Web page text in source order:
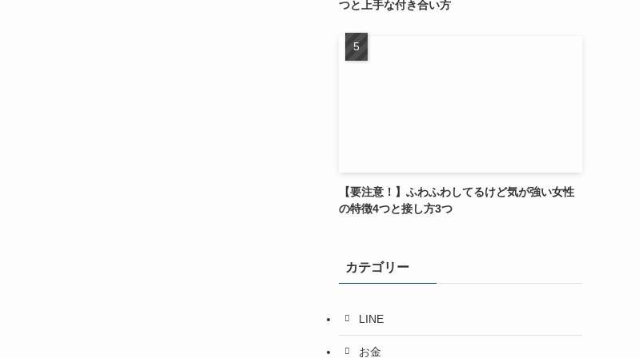
つと上手な付き合い方
【要注意！】ふわふわしてるけど気が強い女性
の特徴4つと接し方3つ
カテゴリー
LINE
お金